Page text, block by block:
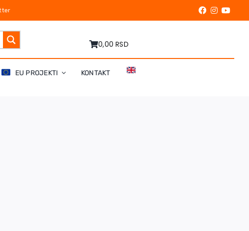
0,00 RSD
EU PROJEKTI KONTAKT